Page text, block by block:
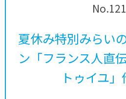
No.121
夏休み特別みらい
ン「フランス人直
トゥイユ」